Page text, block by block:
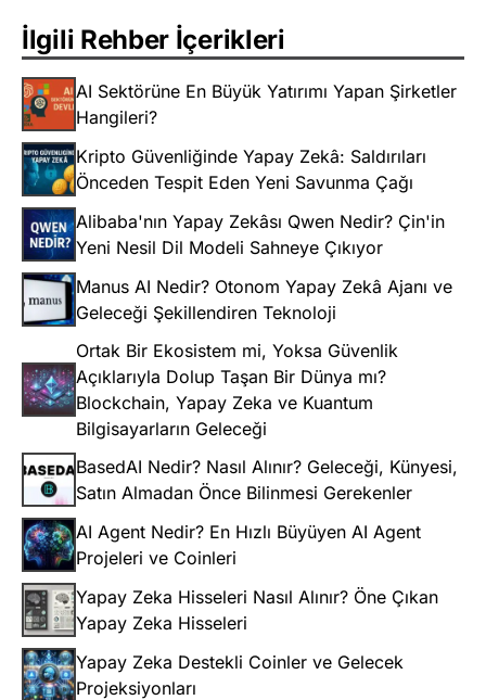
İlgili Rehber İçerikleri
AI Sektörüne En Büyük Yatırımı Yapan Şirketler
Hangileri?
Kripto Güvenliğinde Yapay Zekâ: Saldırıları
Önceden Tespit Eden Yeni Savunma Çağı
Alibaba'nın Yapay Zekâsı Qwen Nedir? Çin'in
Yeni Nesil Dil Modeli Sahneye Çıkıyor
Manus AI Nedir? Otonom Yapay Zekâ Ajanı ve
Geleceği Şekillendiren Teknoloji
Ortak Bir Ekosistem mi, Yoksa Güvenlik
Açıklarıyla Dolup Taşan Bir Dünya mı?
Blockchain, Yapay Zeka ve Kuantum
Bilgisayarların Geleceği
BasedAI Nedir? Nasıl Alınır? Geleceği, Künyesi,
Satın Almadan Önce Bilinmesi Gerekenler
AI Agent Nedir? En Hızlı Büyüyen AI Agent
Projeleri ve Coinleri
Yapay Zeka Hisseleri Nasıl Alınır? Öne Çıkan
Yapay Zeka Hisseleri
Yapay Zeka Destekli Coinler ve Gelecek
Projeksiyonları